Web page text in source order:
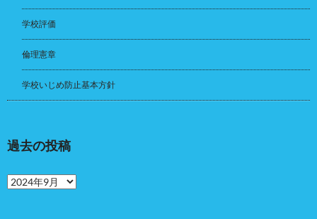
学校評価
倫理憲章
学校いじめ防止基本方針
過去の投稿
過
去